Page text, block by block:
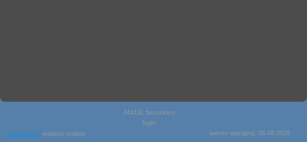
website maken
444191bezoekers
login
laatste wijziging: 06-08-2026